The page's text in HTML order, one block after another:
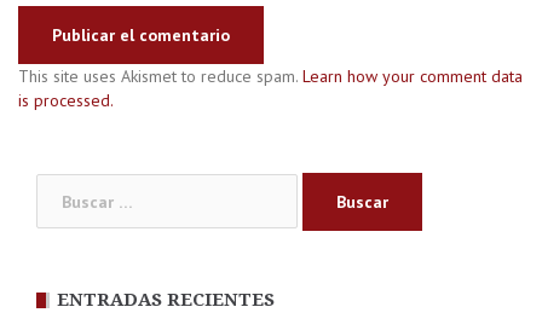
This site uses Akismet to reduce spam. Learn how your comment data
is processed.
ENTRADAS RECIENTES